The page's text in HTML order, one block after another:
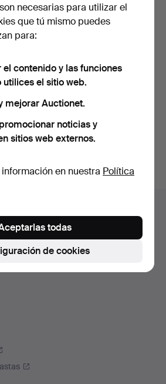
ennuestro archivo de
.
de atención al cliente
necesarias para utilizar el
que tú mismo puedes
para:
el contenido y las funciones
utilices el sitio web.
mejorar Auctionet.
noticias y
sitios web externos.
en nuestra Política
de cookies
todas